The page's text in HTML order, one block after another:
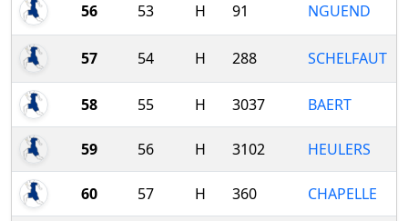
56 53 H 91 NGUEND
57 54 H 288 SCHELFAUT
58 55 H 3037 BAERT
59 56 H 3102 HEULERS
60 57 H 360 CHAPELLE